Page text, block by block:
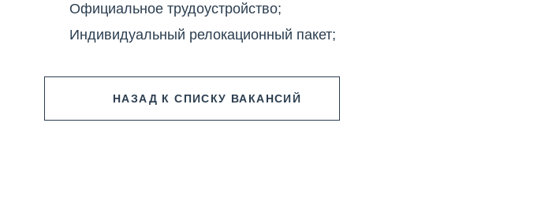
Официальное трудоустройство;
Индивидуальный релокационный пакет;
НАЗАД К СПИСКУ ВАКАНСИЙ